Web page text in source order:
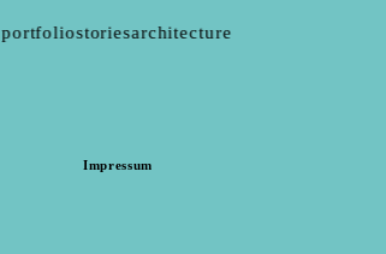
portfoliostoriesarchitecture
Impressum